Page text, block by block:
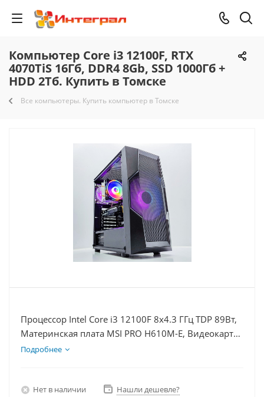
Компьютер Core i3 12100F, RTX
4070TiS 16Гб, DDR4 8Gb, SSD 1000Гб +
HDD 2Тб. Купить в Томске
Все компьютеры. Купить компьютер в Томске
Процессор Intel Core i3 12100F 8x4.3 ГГц TDP 89Вт,
Материнская плата MSI PRO H610M-E, Видеокарта
RTX 4070TiS 16Гб, Память DDR4 8Gb, Диски SSD
Подробнее
Нет в наличии Нашли дешевле?